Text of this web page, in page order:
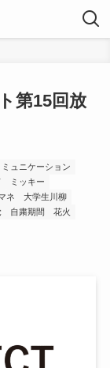
第15回放
ミュニケーション
ミッキー
ネ
大学生川柳
自粛期間
花火